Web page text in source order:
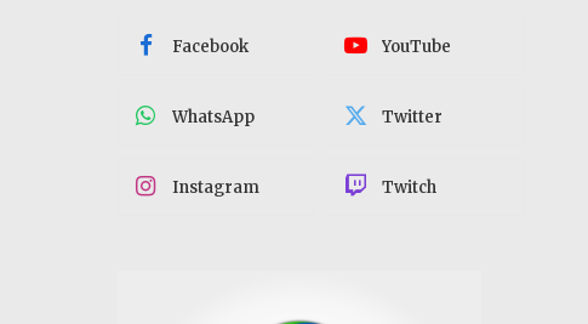
Facebook YouTube
WhatsApp Twitter
Instagram Twitch